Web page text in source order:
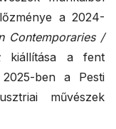
a 2024-
Contemporaries /
kiállítása a fent
ben a Pesti
művészek